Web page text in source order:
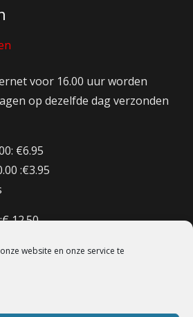
website en onze service te
voor 16.00 uur worden
op dezelfde dag verzonden
€6.95
:€3.95
12.50
Koe Deventer.